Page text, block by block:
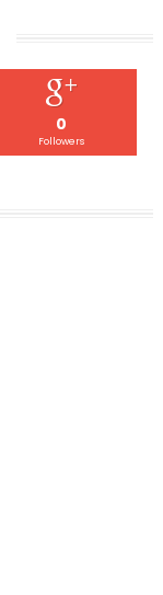
0
Followers